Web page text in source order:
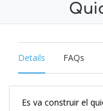
Details FAQs
Es va construir el